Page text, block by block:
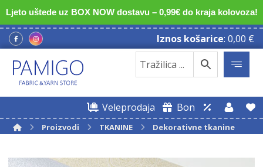
Ljeto uštede uz BOX NOW dostavu – 0,99€ do kraja kolovoza!
Iznos košarice: 0,00 €
Veleprodaja Bon
Proizvodi TKANINE Dekorativne tkanine